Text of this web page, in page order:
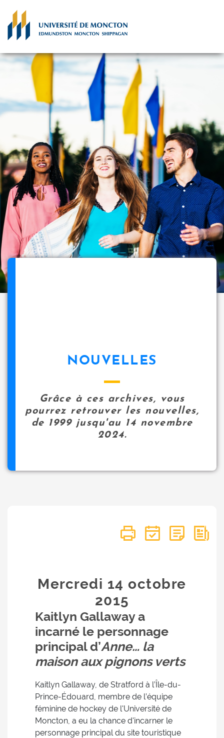
NOUVELLES
Grâce à ces archives, vous
pourrez retrouver les nouvelles,
de 1999 jusqu'au 14 novembre
2024.
Mercredi 14octobre
2015
Kaitlyn Gallaway a
incarné le personnage
principal d’Anne… la
maison aux pignons verts
Kaitlyn Gallaway, de Stratford à l’Île-du-
Prince-Édouard, membre de l’équipe
féminine de hockey de l'Université de
Moncton, a eu la chance d'incarner le
personnage principal du site touristique